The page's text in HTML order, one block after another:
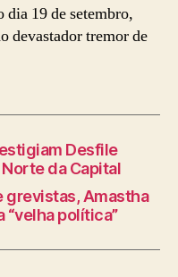
dia 19 de setembro,
devastador tremor de
Desfile
da Capital
grevistas, Amastha
“velha política”